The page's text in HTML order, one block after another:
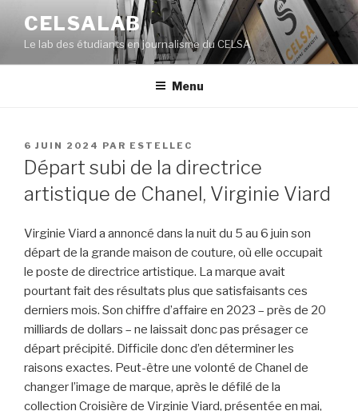
contenu
principal
CELSALAB
Le lab des étudiants en journalisme du CELSA
Menu
PUBLIÉ
LE
6 JUIN 2024 PAR ESTELLEC
Départ subi de la directrice
artistique de Chanel, Virginie Viard
Virginie Viard a annoncé dans la nuit du 5 au 6 juin son
départ de la grande maison de couture, où elle occupait
le poste de directrice artistique. La marque avait
pourtant fait des résultats plus que satisfaisants ces
derniers mois. Son chiffre d’affaire en 2023 – près de 20
milliards de dollars – ne laissait donc pas présager ce
départ précipité. Difficile donc d’en déterminer les
raisons exactes. Peut-être une volonté de Chanel de
changer l’image de marque, après le défilé de la
collection Croisière de Virginie Viard, présentée en mai,